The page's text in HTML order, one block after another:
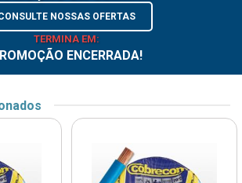
NOSSAS OFERTAS
TERMINA EM:
ENCERRADA!